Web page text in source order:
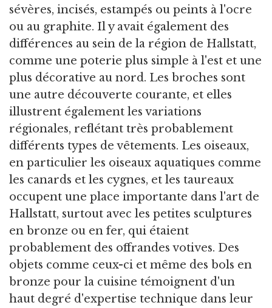
sévères, incisés, estampés ou peints à l'ocre
ou au graphite. Il y avait également des
différences au sein de la région de Hallstatt,
comme une poterie plus simple à l'est et une
plus décorative au nord. Les broches sont
une autre découverte courante, et elles
illustrent également les variations
régionales, reflétant très probablement
différents types de vêtements. Les oiseaux,
en particulier les oiseaux aquatiques comme
les canards et les cygnes, et les taureaux
occupent une place importante dans l'art de
Hallstatt, surtout avec les petites sculptures
en bronze ou en fer, qui étaient
probablement des offrandes votives. Des
objets comme ceux-ci et même des bols en
bronze pour la cuisine témoignent d'un
haut degré d'expertise technique dans leur